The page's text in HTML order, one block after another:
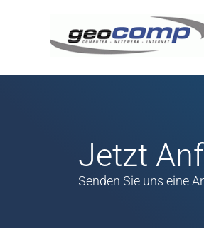
Jetzt
Senden Sie uns eine